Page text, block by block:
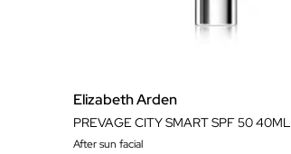
Elizabeth Arden
PREVAGE CITY SMART SPF 50 40ML
After sun facial